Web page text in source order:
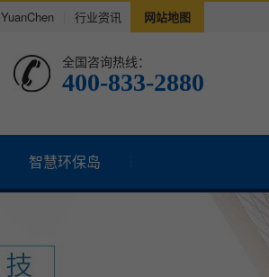
YuanChen 行业资讯 网站地图
全国咨询热线：
400-833-2880
智慧环保岛